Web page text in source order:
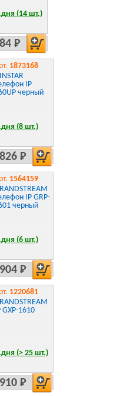
(14 шт.)
Р
1873168
IP
черный
(8 шт.)
Р
1564159
IP GRP-
черный
(6 шт.)
Р
1220681
GXP-1610
(> 25 шт.)
Р